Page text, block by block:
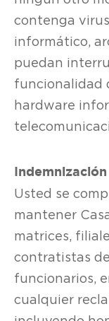
contenga
informático,
puedan
funcionalidad
hardware
Indemnización
Usted se
mantener
matrices,
contratistas
funcionarios,
cualquier